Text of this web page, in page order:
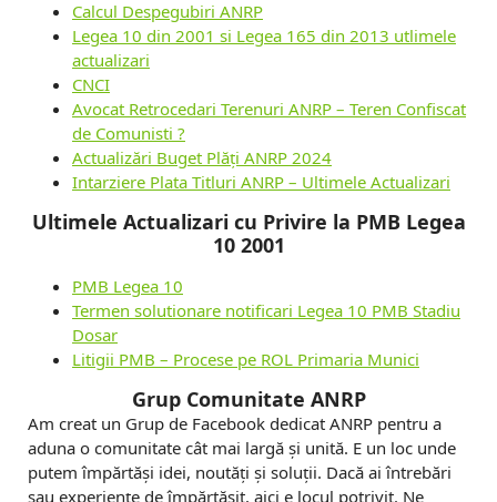
Calcul Despegubiri ANRP
Legea 10 din 2001 si Legea 165 din 2013 utlimele
actualizari
CNCI
Avocat Retrocedari Terenuri ANRP – Teren Confiscat
de Comunisti ?
Actualizări Buget Plăți ANRP 2024
Intarziere Plata Titluri ANRP – Ultimele Actualizari
Ultimele Actualizari cu Privire la PMB Legea
10 2001
PMB Legea 10
Termen solutionare notificari Legea 10 PMB Stadiu
Dosar
Litigii PMB – Procese pe ROL Primaria Munici
Grup Comunitate ANRP
Am creat un Grup de Facebook dedicat ANRP pentru a
aduna o comunitate cât mai largă și unită. E un loc unde
putem împărtăși idei, noutăți și soluții. Dacă ai întrebări
sau experiențe de împărtășit, aici e locul potrivit. Ne